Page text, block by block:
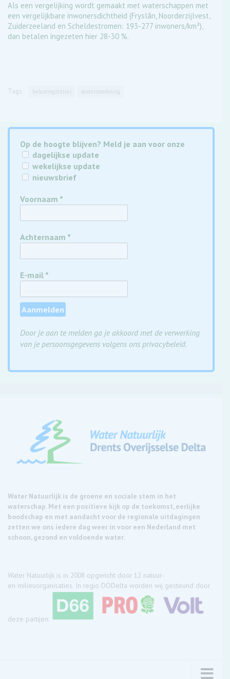
Als een vergelijking wordt gemaakt met waterschappen met
een vergelijkbare inwonersdichtheid (Fryslân, Noorderzijlvest,
Zuiderzeeland en Scheldestromen: 193-277 inwoners/km²),
dan betalen ingezeten hier 28-30 %.
Tags: belastingstelsel kostentoedeling
Op de hoogte blijven? Meld je aan voor onze
dagelijkse update
wekelijkse update
nieuwsbrief
Voornaam *
Achternaam *
E-mail *
Door je aan te melden ga je akkoord met de verwerking
van je persoonsgegevens volgens ons privacybeleid.
Water Natuurlijk is de groene en sociale stem in het
waterschap. Met een positieve kijk op de toekomst, eerlijke
boodschap en met aandacht voor de regionale uitdagingen
zetten we ons iedere dag weer in voor een Nederland met
schoon, gezond en voldoende water.
Water Natuurlijk is in 2008 opgericht door 12 natuur-
en milieuorganisaties. In regio DODelta worden wij gesteund door
deze partijen: